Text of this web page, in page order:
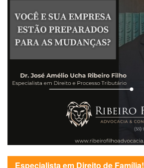
Especialista em Direito de Família!